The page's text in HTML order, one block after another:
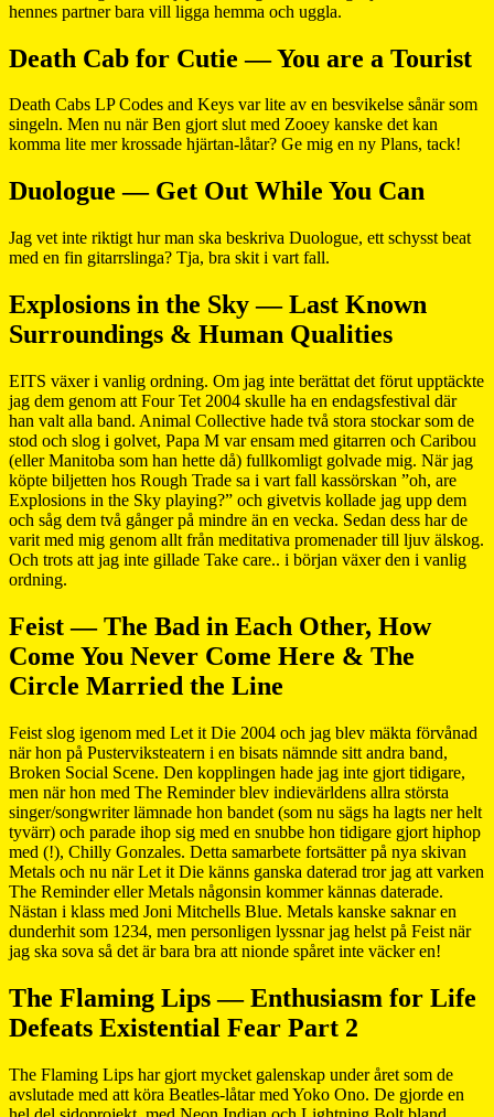
hennes partner bara vill ligga hemma och uggla.
Death Cab for Cutie — You are a Tourist
Death Cabs LP Codes and Keys var lite av en besvikelse sånär som
singeln. Men nu när Ben gjort slut med Zooey kanske det kan
komma lite mer krossade hjärtan-låtar? Ge mig en ny Plans, tack!
Duologue — Get Out While You Can
Jag vet inte riktigt hur man ska beskriva Duologue, ett schysst beat
med en fin gitarrslinga? Tja, bra skit i vart fall.
Explosions in the Sky — Last Known
Surroundings & Human Qualities
EITS växer i vanlig ordning. Om jag inte berättat det förut upptäckte
jag dem genom att Four Tet 2004 skulle ha en endagsfestival där
han valt alla band. Animal Collective hade två stora stockar som de
stod och slog i golvet, Papa M var ensam med gitarren och Caribou
(eller Manitoba som han hette då) fullkomligt golvade mig. När jag
köpte biljetten hos Rough Trade sa i vart fall kassörskan ”oh, are
Explosions in the Sky playing?” och givetvis kollade jag upp dem
och såg dem två gånger på mindre än en vecka. Sedan dess har de
varit med mig genom allt från meditativa promenader till ljuv älskog.
Och trots att jag inte gillade Take care.. i början växer den i vanlig
ordning.
Feist — The Bad in Each Other, How
Come You Never Come Here & The
Circle Married the Line
Feist slog igenom med Let it Die 2004 och jag blev mäkta förvånad
när hon på Pusterviksteatern i en bisats nämnde sitt andra band,
Broken Social Scene. Den kopplingen hade jag inte gjort tidigare,
men när hon med The Reminder blev indievärldens allra största
singer/songwriter lämnade hon bandet (som nu sägs ha lagts ner helt
tyvärr) och parade ihop sig med en snubbe hon tidigare gjort hiphop
med (!), Chilly Gonzales. Detta samarbete fortsätter på nya skivan
Metals och nu när Let it Die känns ganska daterad tror jag att varken
The Reminder eller Metals någonsin kommer kännas daterade.
Nästan i klass med Joni Mitchells Blue. Metals kanske saknar en
dunderhit som 1234, men personligen lyssnar jag helst på Feist när
jag ska sova så det är bara bra att nionde spåret inte väcker en!
The Flaming Lips — Enthusiasm for Life
Defeats Existential Fear Part 2
The Flaming Lips har gjort mycket galenskap under året som de
avslutade med att köra Beatles-låtar med Yoko Ono. De gjorde en